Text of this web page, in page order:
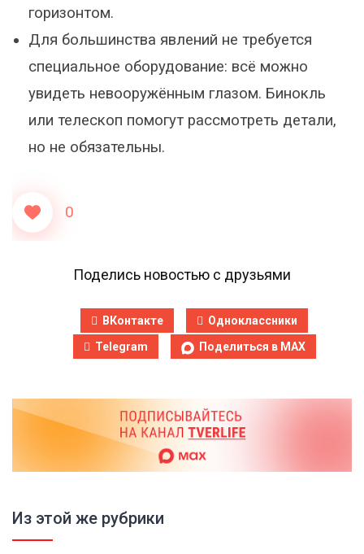
горизонтом.
Для большинства явлений не требуется
специальное оборудование: всё можно
увидеть невооружённым глазом. Бинокль
или телескоп помогут рассмотреть детали,
но не обязательны.
0
Поделись новостью с друзьями
ВКонтакте
Одноклассники
Telegram
Поделиться в MAX
Из этой же рубрики